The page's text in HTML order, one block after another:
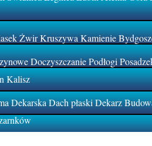
Żwir Kruszywa Kamienie
Doczyszczanie Podłogi
Kalisz
Dekarska Dach płaski Dekarz